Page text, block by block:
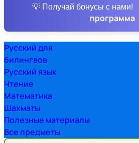
💡 Получай бонусы с нами!
программа
Русский для
билингвов
Русский язык
Чтение
Математика
Шахматы
Полезные материалы
Все предметы